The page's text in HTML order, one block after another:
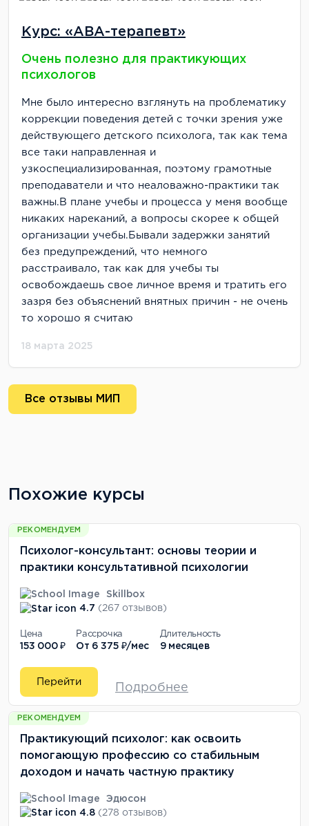
Курс: «АВА-терапевт»
Очень полезно для практикующих
психологов
Мне было интересно взглянуть на проблематику
коррекции поведения детей с точки зрения уже
действующего детского психолога, так как тема
все таки направленная и
узкоспециализированная, поэтому грамотные
преподаватели и что неаловажно-практики так
важны.В плане учебы и процесса у меня вообще
никаких нареканий, а вопросы скорее к общей
организации учебы.Бывали задержки занятий
без предупреждений, что немного
расстраивало, так как для учебы ты
освобождаешь свое личное время и тратить его
зазря без объяснений внятных причин - не очень
то хорошо я считаю
18 марта 2025
Все отзывы МИП
Похожие курсы
РЕКОМЕНДУЕМ
Психолог-консультант: основы теории и
практики консультативной психологии
Skillbox
4.7 (267 отзывов)
Цена
153 000 ₽
Рассрочка
От 6 375 ₽/мес
Длительность
9 месяцев
Перейти
Подробнее
РЕКОМЕНДУЕМ
Практикующий психолог: как освоить
помогающую профессию со стабильным
доходом и начать частную практику
Эдюсон
4.8 (278 отзывов)